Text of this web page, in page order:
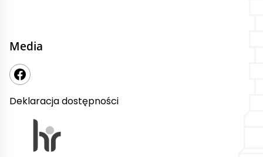
Media
Deklaracja dostępności